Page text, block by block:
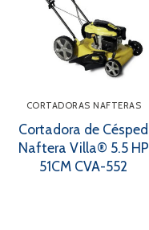
CORTADORAS NAFTERAS
Cortadora de Césped
Naftera Villa® 5.5 HP
51CM CVA-552